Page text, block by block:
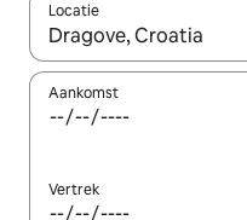
Locatie
Wanneer er resultaten
Aankomst
Vertrek